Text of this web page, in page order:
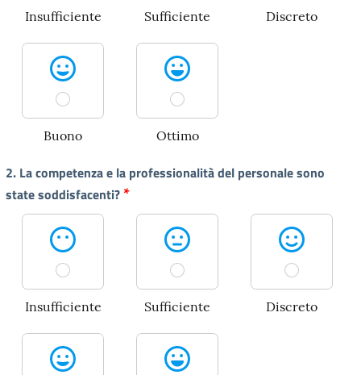
Insufficiente Sufficiente Discreto
Buono Ottimo
2. La competenza e la professionalità del personale sono
state soddisfacenti? *
Insufficiente Sufficiente Discreto